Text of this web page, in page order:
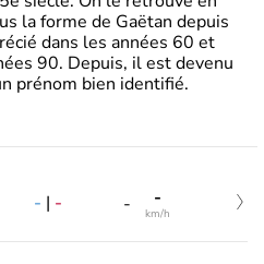
la forme de Gaëtan depuis
dans les années 60 et
90. Depuis, il est devenu
prénom bien identifié.
- | - - -
km/h